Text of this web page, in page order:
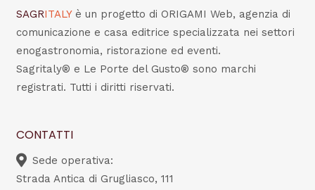
SAGRITALY è un progetto di ORIGAMI Web, agenzia di
comunicazione e casa editrice specializzata nei settori
enogastronomia, ristorazione ed eventi.
Sagritaly® e Le Porte del Gusto® sono marchi
registrati. Tutti i diritti riservati.
CONTATTI
Sede operativa:
Strada Antica di Grugliasco, 111